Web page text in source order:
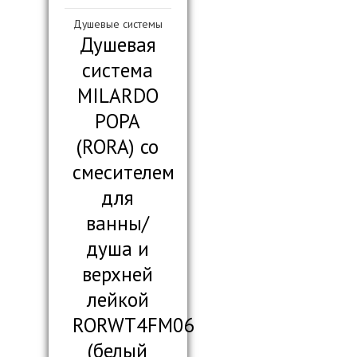
Душевые системы
Душевая
система
MILARDO
РОРА
(RORA) со
смесителем
для
ванны/
душа и
верхней
лейкой
RORWT4FM06
(белый